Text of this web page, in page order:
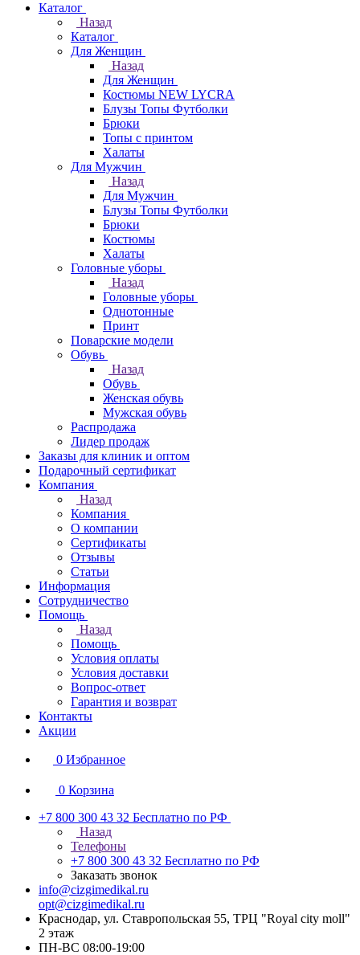
Каталог
Назад
Каталог
Для Женщин
Назад
Для Женщин
Костюмы NEW LYCRA
Блузы Топы Футболки
Брюки
Топы с принтом
Халаты
Для Мужчин
Назад
Для Мужчин
Блузы Топы Футболки
Брюки
Костюмы
Халаты
Головные уборы
Назад
Головные уборы
Однотонные
Принт
Поварские модели
Обувь
Назад
Обувь
Женская обувь
Мужская обувь
Распродажа
Лидер продаж
Заказы для клиник и оптом
Подарочный сертификат
Компания
Назад
Компания
О компании
Сертификаты
Отзывы
Статьи
Информация
Сотрудничество
Помощь
Назад
Помощь
Условия оплаты
Условия доставки
Вопрос-ответ
Гарантия и возврат
Контакты
Акции
0 Избранное
0 Корзина
+7 800 300 43 32 Бесплатно по РФ
Назад
Телефоны
+7 800 300 43 32 Бесплатно по РФ
Заказать звонок
info@cizgimedikal.ru
opt@cizgimedikal.ru
Краснодар, ул. Ставропольская 55, ТРЦ "Royal city moll"
2 этаж
ПН-ВС 08:00-19:00